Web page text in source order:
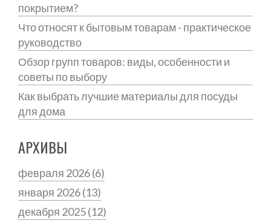
покрытием?
Что относят к бытовым товарам - практическое
руководство
Обзор групп товаров: виды, особенности и
советы по выбору
Как выбрать лучшие материалы для посуды
для дома
АРХИВЫ
февраля 2026(6)
января 2026(13)
декабря 2025(12)